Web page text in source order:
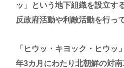
ッ」という地下組織を設立す
反政府活動や利敵活動を行っ
「ヒウッ・キヨック・ヒウッ
年3カ月にわたり北朝鮮の対